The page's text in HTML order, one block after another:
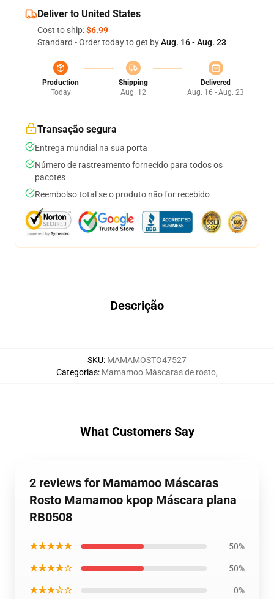
Deliver to United States
Cost to ship:$6.99
Standard - Order today to get byAug. 16 - Aug. 23
Production
Today
Shipping
Aug. 12
Delivered
Aug. 16 - Aug. 23
Transação segura
Entrega mundial na sua porta
Número de rastreamento fornecido para todos os
pacotes
Reembolso total se o produto não for recebido
Descrição
SKU: MAMAMOSTO47527
Categorias: Mamamoo Máscaras de rosto,
What Customers Say
2 reviews for Mamamoo Máscaras
Rosto Mamamoo kpop Máscara plana
RB0508
★★★★★ 50%
★★★★☆ 50%
★★★☆☆ 0%